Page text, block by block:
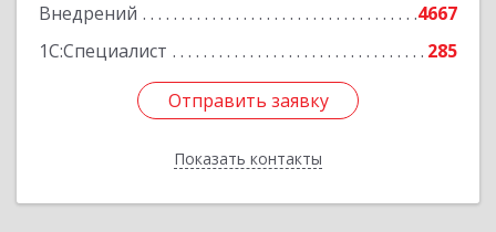
Внедрений
4667
1С:Специалист
285
Отправить заявку
Показать контакты
Подробнее
Отправить заявку
Назад